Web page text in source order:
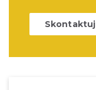
Skontaktuj